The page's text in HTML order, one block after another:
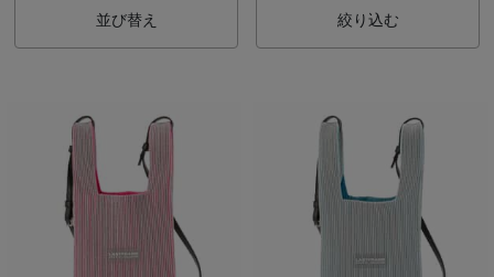
並び替え 絞り込む